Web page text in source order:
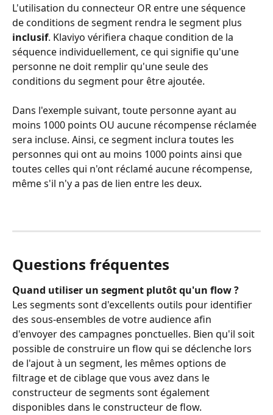
L'utilisation du connecteur OR entre une séquence
de conditions de segment rendra le segment plus
inclusif. Klaviyo vérifiera chaque condition de la
séquence individuellement, ce qui signifie qu'une
personne ne doit remplir qu'une seule des
conditions du segment pour être ajoutée.
Dans l'exemple suivant, toute personne ayant au
moins 1000 points OU aucune récompense réclamée
sera incluse. Ainsi, ce segment inclura toutes les
personnes qui ont au moins 1000 points ainsi que
toutes celles qui n'ont réclamé aucune récompense,
même s'il n'y a pas de lien entre les deux.
Questions fréquentes
Quand utiliser un segment plutôt qu'un flow ?
Les segments sont d'excellents outils pour identifier
des sous-ensembles de votre audience afin
d'envoyer des campagnes ponctuelles. Bien qu'il soit
possible de construire un flow qui se déclenche lors
de l'ajout à un segment, les mêmes options de
filtrage et de ciblage que vous avez dans le
constructeur de segments sont également
disponibles dans le constructeur de flow.